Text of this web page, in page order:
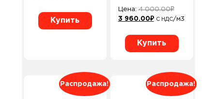
Купить
Цена:4 000.00₽
3 960.00₽ С НДС/м3
Купить
Распродажа! Распродажа!